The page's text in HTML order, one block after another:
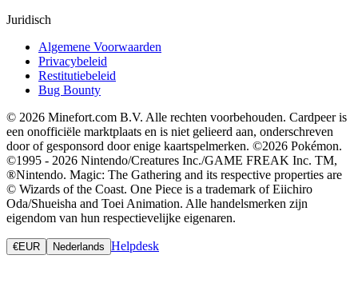
Juridisch
Algemene Voorwaarden
Privacybeleid
Restitutiebeleid
Bug Bounty
© 2026 Minefort.com B.V. Alle rechten voorbehouden. Cardpeer is
een onofficiële marktplaats en is niet gelieerd aan, onderschreven
door of gesponsord door enige kaartspelmerken. ©2026 Pokémon.
©1995 - 2026 Nintendo/Creatures Inc./GAME FREAK Inc. TM,
®Nintendo. Magic: The Gathering and its respective properties are
© Wizards of the Coast. One Piece is a trademark of Eiichiro
Oda/Shueisha and Toei Animation. Alle handelsmerken zijn
eigendom van hun respectievelijke eigenaren.
€EUR Nederlands Helpdesk